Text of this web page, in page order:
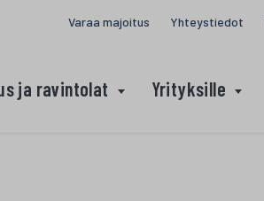
Varaa majoitus Yhteystiedot
ja ravintolat Yrityksille